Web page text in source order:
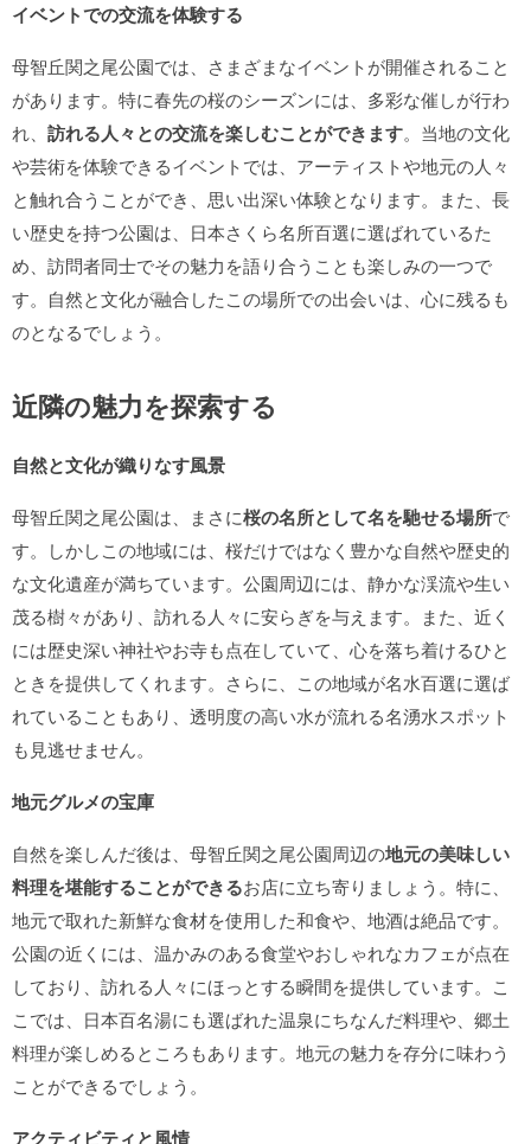
イベントでの交流を体験する
母智丘関之尾公園では、さまざまなイベントが開催されること
があります。特に春先の桜のシーズンには、多彩な催しが行わ
れ、 訪れる人々との交流を楽しむことができます。当地の文化
や芸術を体験できるイベントでは、アーティストや地元の人々
と触れ合うことができ、思い出深い体験となります。また、長
い歴史を持つ公園は、日本さくら名所百選に選ばれているた
め、訪問者同士でその魅力を語り合うことも楽しみの一つで
す。自然と文化が融合したこの場所での出会いは、心に残るも
のとなるでしょう。
近隣の魅力を探索する
自然と文化が織りなす風景
母智丘関之尾公園は、まさに桜の名所として名を馳せる場所で
す。しかしこの地域には、桜だけではなく豊かな自然や歴史的
な文化遺産が満ちています。公園周辺には、静かな渓流や生い
茂る樹々があり、訪れる人々に安らぎを与えます。また、近く
には歴史深い神社やお寺も点在していて、心を落ち着けるひと
ときを提供してくれます。さらに、この地域が名水百選に選ば
れていることもあり、透明度の高い水が流れる名湧水スポット
も見逃せません。
地元グルメの宝庫
自然を楽しんだ後は、母智丘関之尾公園周辺の地元の美味しい
料理を堪能することができるお店に立ち寄りましょう。特に、
地元で取れた新鮮な食材を使用した和食や、地酒は絶品です。
公園の近くには、温かみのある食堂やおしゃれなカフェが点在
しており、訪れる人々にほっとする瞬間を提供しています。こ
こでは、日本百名湯にも選ばれた温泉にちなんだ料理や、郷土
料理が楽しめるところもあります。地元の魅力を存分に味わう
ことができるでしょう。
アクティビティと風情